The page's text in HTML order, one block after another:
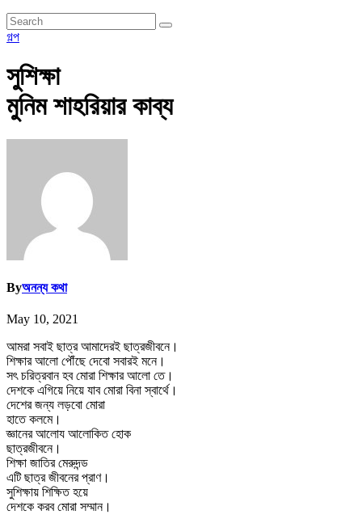
গল্প
সুশিক্ষা
মুনিম শাহরিয়ার কাব্য
Byঅনন্য কথা
May 10, 2021
আমরা সবাই ছাত্র আমাদেরই ছাত্রজীবনে।
শিক্ষার আলো পৌঁছে দেবো সবারই মনে।
সৎ চরিত্রবান হব মোরা শিক্ষার আলো তে।
দেশকে এগিয়ে নিয়ে যাব মোরা বিনা স্বার্থে।
দেশের জন্য লড়বো মোরা
হাতে কলমে।
জ্ঞানের আলোয আলোকিত হোক
ছাত্রজীবনে।
শিক্ষা জাতির মেরুদন্ড
এটি ছাত্র জীবনের প্রাণ।
সুশিক্ষায় শিক্ষিত হয়ে
দেশকে করব মোরা সম্মান।